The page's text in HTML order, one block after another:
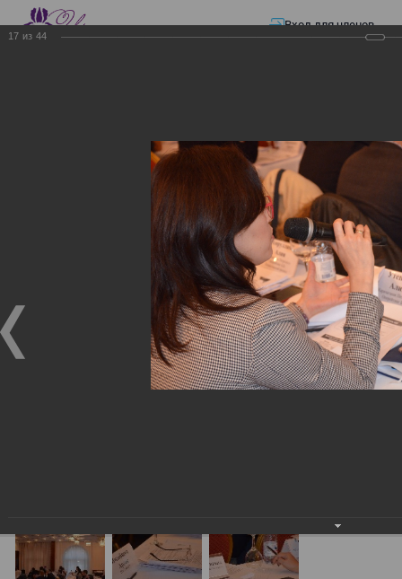
Вход для членов
Презентации
ЭЛЕКТРОННЫЕ СЧЕТА-ФАКТУРЫ.
ЭЛЕКТРОННЫЕ СЧЕТА-
ФАКТУРЫ. ВИРТУАЛЬНЫЙ
ЭЛЕКТРОННЫЕ СЧЕТА-ФАКТУРЫ. ВИРТУАЛЬНЫЙ
СКЛАД.
Семинар с КГД и разработчиками
17 из 44